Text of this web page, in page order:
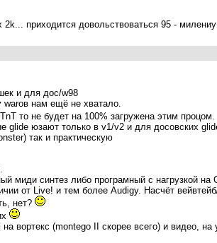
2k... приходится довольствоваться 95 -
и для дос/w98
warов нам ещё не хватало.
TnT то не будет на 100% загружена этим процом.
glide юзают только в v1/v2 и для досовских
так и практическую
миди синтез либо програмный с нагрузкой
от Live! и тем более Audigy. Насчёт
нет?
вортекс (montego II скорее всего) и видео,